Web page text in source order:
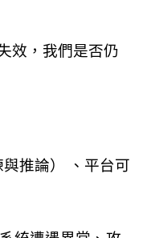
效，我們是否仍
推論） 、平台可